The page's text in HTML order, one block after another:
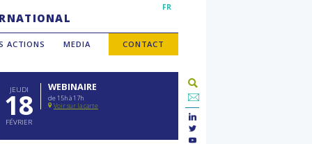
FR
ACTIONS MEDIA CONTACT
JEUDI
18
FÉVRIER
WEBINAIRE
de 15h à 17h
Voir sur la carte